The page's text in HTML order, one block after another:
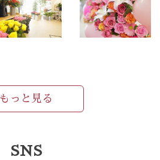
もっと見る
SNS